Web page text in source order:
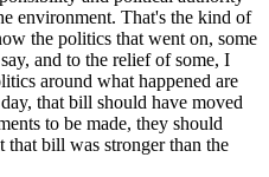
environment. That's the kind of
the politics that went on, some
and to the relief of some, I
around what happened are
that bill should have moved
to be made, they should
that bill was stronger than the